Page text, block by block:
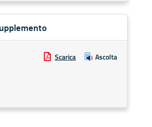
Scarica Ascolta